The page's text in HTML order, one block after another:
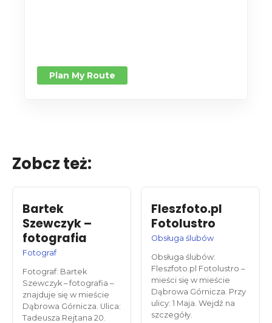
Plan My Route
Zobcz też:
Bartek
Szewczyk –
fotografia
Fotograf
Fotograf: Bartek
Szewczyk – fotografia –
znajduje się w mieście
Dąbrowa Górnicza. Ulica:
Tadeusza Rejtana 20.
Fleszfoto.pl
Fotolustro
Obsługa ślubów
Obsługa ślubów:
Fleszfoto.pl Fotolustro –
mieści się w mieście
Dąbrowa Górnicza. Przy
ulicy: 1 Maja. Wejdź na
szczegóły.